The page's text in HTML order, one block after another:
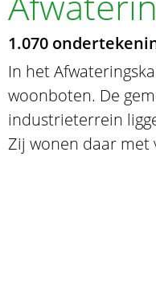
1.070
In het
woonboten. De
industrieterrein
Zij wonen daar met